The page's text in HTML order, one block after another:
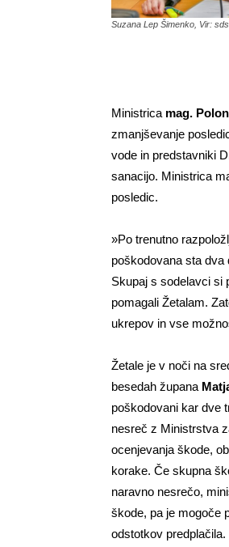
Suzana Lep Šimenko, Vir:
Ministrica mag.
zmanjševanje
vode in predstavniki
sanacijo. Ministrica
posledic.
»Po trenutno
poškodovana sta
Skupaj s sodelavci si
pomagali Žetalam.
ukrepov in vse
Žetale je v noči na
besedah župana
poškodovani kar dve
nesreč z Ministrstva
ocenjevanja škode,
korake. Če skupna
naravno nesrečo,
škode, pa je mogoče
odstotkov